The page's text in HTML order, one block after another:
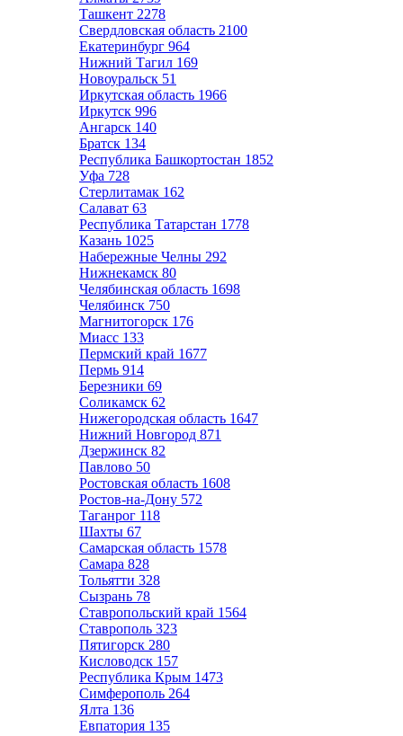
Ташкент 2278
Свердловская область 2100
Екатеринбург 964
Нижний Тагил 169
Новоуральск 51
Иркутская область 1966
Иркутск 996
Ангарск 140
Братск 134
Республика Башкортостан 1852
Уфа 728
Стерлитамак 162
Салават 63
Республика Татарстан 1778
Казань 1025
Набережные Челны 292
Нижнекамск 80
Челябинская область 1698
Челябинск 750
Магнитогорск 176
Миасс 133
Пермский край 1677
Пермь 914
Березники 69
Соликамск 62
Нижегородская область 1647
Нижний Новгород 871
Дзержинск 82
Павлово 50
Ростовская область 1608
Ростов-на-Дону 572
Таганрог 118
Шахты 67
Самарская область 1578
Самара 828
Тольятти 328
Сызрань 78
Ставропольский край 1564
Ставрополь 323
Пятигорск 280
Кисловодск 157
Республика Крым 1473
Симферополь 264
Ялта 136
Евпатория 135